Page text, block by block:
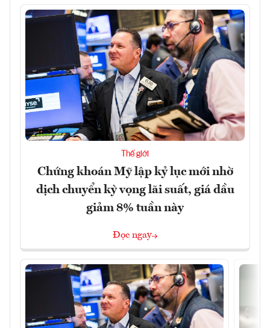
Thế giới
Chứng khoán Mỹ lập kỷ lục mới nhờ
dịch chuyển kỳ vọng lãi suất, giá dầu
giảm 8% tuần này
Đọc ngay